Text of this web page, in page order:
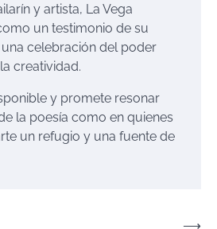
y artista, La Vega
un testimonio de su
una celebración del poder
creatividad.
y promete resonar
la poesía como en quienes
un refugio y una fuente de
⟶